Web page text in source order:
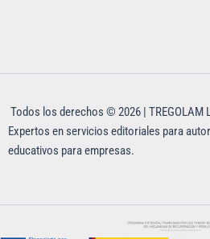
Todos los derechos © 2026 | TREGOLAM
Expertos en servicios editoriales para
educativos para empresas.